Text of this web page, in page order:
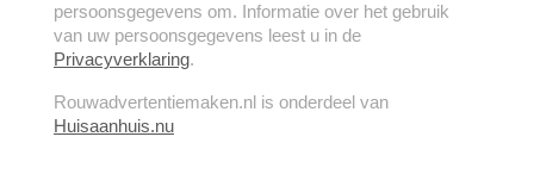
persoonsgegevens om. Informatie over het gebruik
van uw persoonsgegevens leest u in de
Privacyverklaring.
Rouwadvertentiemaken.nl is onderdeel van
Huisaanhuis.nu